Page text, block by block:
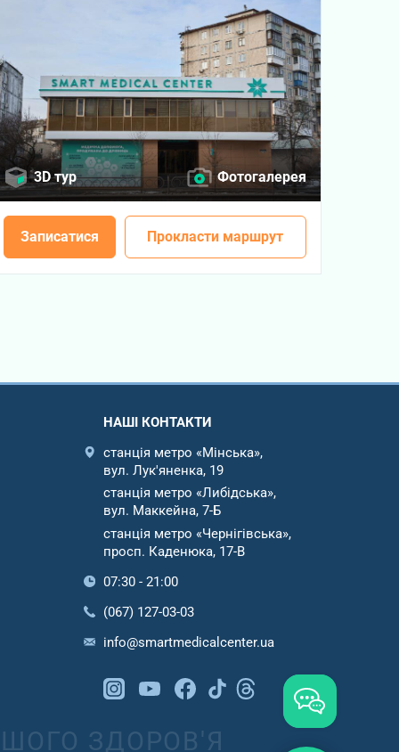
3D тур Фотогалерея
Записатися Прокласти маршрут
НАШІ КОНТАКТИ
станція метро «Мінська»,
вул. Лук'яненка, 19
станція метро «Либідська»,
вул. Маккейна, 7-Б
станція метро «Чернігівська»,
просп. Каденюка, 17-В
07:30 - 21:00
(067) 127-03-03
info@smartmedicalcenter.ua
ЗДОРОВ'Я